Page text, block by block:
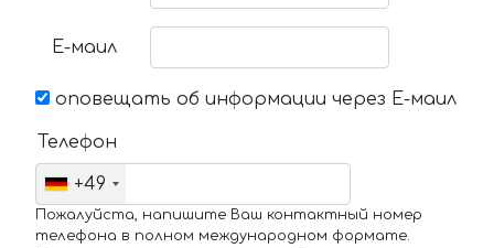
Е-маил
оповещать об информации через Е-маил
Телефон
+49
Пожалуйста, напишите Ваш контактный номер
телефона в полном международном формате.